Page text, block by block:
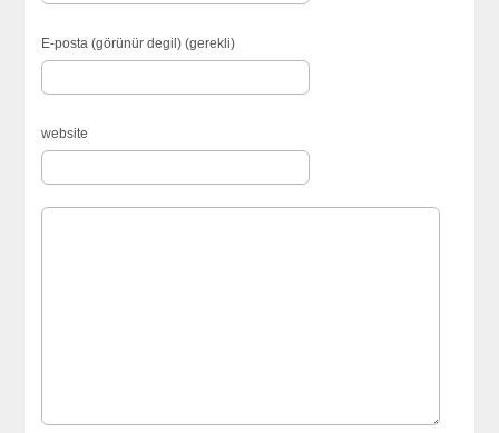
E-posta (görünür degil) (gerekli)
website